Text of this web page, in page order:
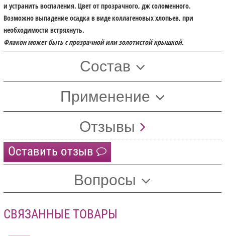
и устранить воспаления. Цвет от прозрачного, дж соломенного.
Возможно выпадение осадка в виде коллагеновых хлопьев, при
необходимости встряхнуть.
Флакон может быть с прозрачной или золотистой крышкой.
Состав
Применение
Отзывы
Оставить отзыв
Вопросы
СВЯЗАННЫЕ ТОВАРЫ